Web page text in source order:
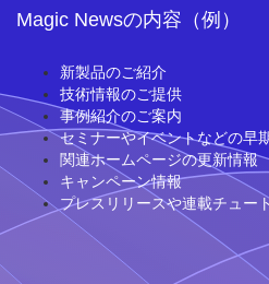
Magic Newsの内容（例）
新製品のご紹介
技術情報のご提供
事例紹介のご案内
セミナーやイベントなどの早
関連ホームページの更新情報
キャンペーン情報
プレスリリースや連載チュー